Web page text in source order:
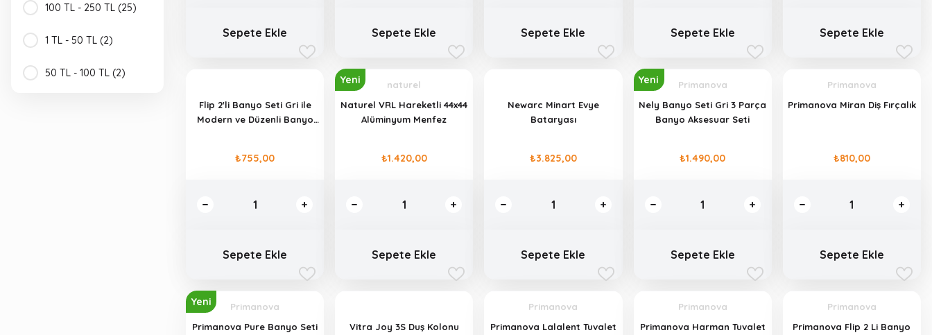
Titiz (1)
100 TL - 250 TL (25)
1 TL - 50 TL (2)
50 TL - 100 TL (2)
Sepete Ekle Sepete Ekle Sepete Ekle Sepete Ekle Sepete Ekle
Flip 2'li Banyo Seti Gri ile
Modern ve Düzenli Banyo
₺755,00
Sepete Ekle
Yeni
naturel
Naturel VRL Hareketli 44x44
Alüminyum Menfez
₺1.420,00
Sepete Ekle
Newarc Minart Evye
Bataryası
₺3.825,00
Sepete Ekle
Yeni
Primanova
Nely Banyo Seti Gri 3 Parça
Banyo Aksesuar Seti
₺1.490,00
Sepete Ekle
Primanova
Primanova Miran Diş Fırçalık
₺810,00
Sepete Ekle
Yeni
Primanova
Primanova Pure Banyo Seti
Vitra Joy 3S Duş Kolonu
Primanova
Primanova Lalalent Tuvalet
Primanova
Primanova Harman Tuvalet
Primanova
Primanova Flip 2 Li Banyo